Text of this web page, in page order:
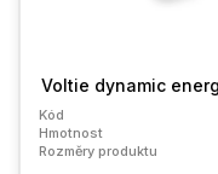
Voltie dynamic
Kód
Hmotnost
Rozměry produktu